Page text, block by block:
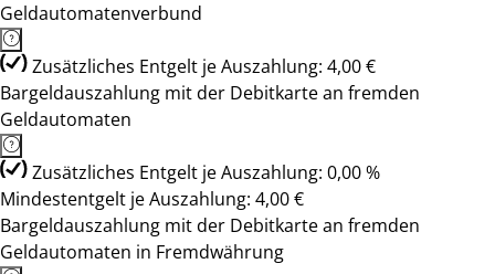
Geldautomatenverbund
Zusätzliches Entgelt je Auszahlung: 4,00 €
Bargeldauszahlung mit der Debitkarte an fremden
Geldautomaten
Zusätzliches Entgelt je Auszahlung: 0,00 %
Mindestentgelt je Auszahlung: 4,00 €
Bargeldauszahlung mit der Debitkarte an fremden
Geldautomaten in Fremdwährung